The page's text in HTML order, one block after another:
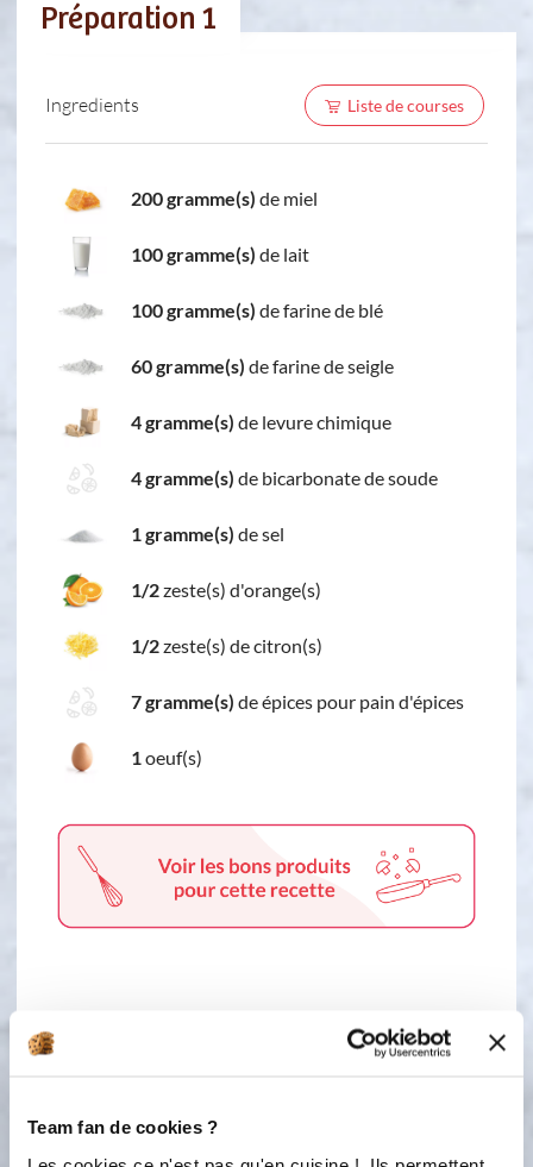
Team fan de cookies ?
Préparation 1
Ingredients Liste de courses
200 gramme(s) de miel
100 gramme(s) de lait
100 gramme(s) de farine de blé
60 gramme(s) de farine de seigle
4 gramme(s) de levure chimique
4 gramme(s) de bicarbonate de soude
1 gramme(s) de sel
1/2zeste(s) d'orange(s)
1/2zeste(s) de citron(s)
7 gramme(s) de épices pour pain d'épices
1oeuf(s)
1
Dans une casserole, faites chauffer le